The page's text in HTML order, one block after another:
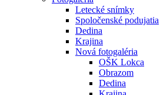
Letecké snímky
Spoločenské podujatia
Dedina
Krajina
Nová fotogaléria
OŠK Lokca
Obrazom
Dedina